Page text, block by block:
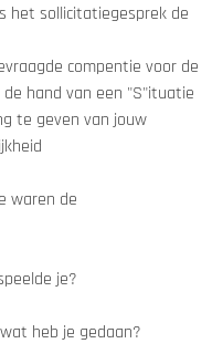
het sollicitatiegesprek de
compentie voor de
hand van een "S"ituatie
te geven van jouw
waren de
je?
heb je gedaan?